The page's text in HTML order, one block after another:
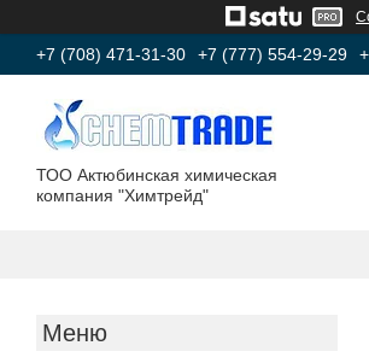
+7 (708) 471-31-30 +7 (777) 554-29-29
ТОО Актюбинская химическая
компания "Химтрейд"